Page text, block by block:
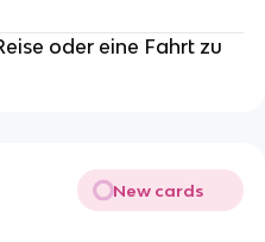
oder eine Fahrt zu
New cards